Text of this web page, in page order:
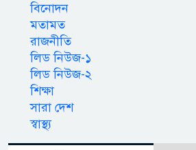
বিনোদন
মতামত
রাজনীতি
লিড নিউজ-১
লিড নিউজ-২
শিক্ষা
সারা দেশ
স্বাস্থ্য